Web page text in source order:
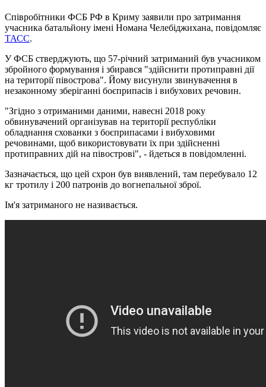
Співробітники ФСБ РФ в Криму заявили про затримання
учасника батальйону імені Номана Челебіджихана, повідомляє
ТАСС.
У ФСБ стверджують, що 57-річний затриманий був учасником
збройного формування і збирався "здійснити протиправні дії
на території півострова". Йому висунули звинувачення в
незаконному зберіганні боєприпасів і вибухових речовин.
"Згідно з отриманими даними, навесні 2018 року
обвинувачений організував на території республіки
обладнання схованки з боєприпасами і вибуховими
речовинами, щоб використовувати їх при здійсненні
протиправних дій на півострові", - йдеться в повідомленні.
Зазначається, що цей схрон був виявлений, там перебувало 12
кг тротилу і 200 патронів до вогнепальної зброї.
Ім'я затриманого не називається.